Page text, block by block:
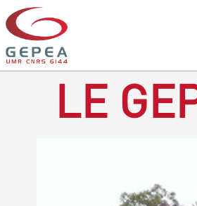
LE